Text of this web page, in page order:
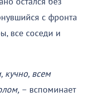
с фронта
все соседи и
кучно, всем
– вспоминает